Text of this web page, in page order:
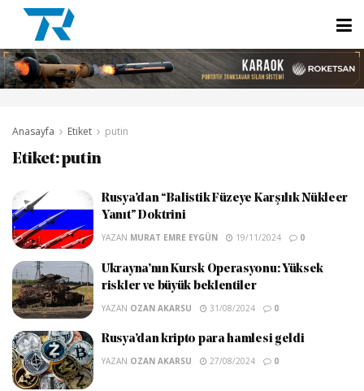
Anasayfa Etiket putin
Etiket:putin
Rusya’dan “Balistik Füzeye Karşılık Nükleer
Yanıt” Doktrini
YAZAN MURAT EMRE EYGÜN 19/11/2024 0
Ukrayna’nın Kursk Operasyonu: Yüksek
riskler ve büyük beklentiler
YAZAN OZAN AKARSU 31/08/2024 0
Rusya’dan kripto para hamlesi geldi
YAZAN OZAN AKARSU 27/08/2024 0